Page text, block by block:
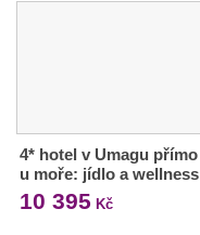
4* hotel v Umagu přímo
u moře: jídlo a wellness
10 395 Kč